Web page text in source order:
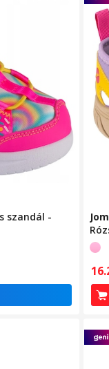
szandál -